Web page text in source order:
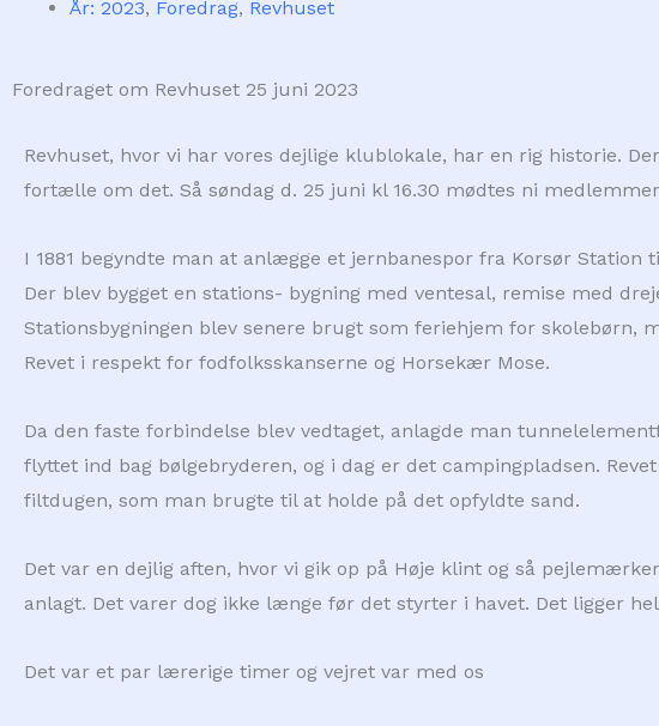
År: 2023, Foredrag, Revhuset
Foredraget om Revhuset 25 juni 2023
Revhuset, hvor vi har vores dejlige klublokale, har en rig historie.
fortælle om det. Så søndag d. 25 juni kl 16.30 mødtes ni
I 1881 begyndte man at anlægge et jernbanespor fra Korsør Station
Der blev bygget en stations- bygning med ventesal, remise med
Stationsbygningen blev senere brugt som feriehjem for skolebørn,
Revet i respekt for fodfolksskanserne og Horsekær Mose.
Da den faste forbindelse blev vedtaget, anlagde man
flyttet ind bag bølgebryderen, og i dag er det campingpladsen.
filtdugen, som man brugte til at holde på det opfyldte sand.
Det var en dejlig aften, hvor vi gik op på Høje klint og så
anlagt. Det varer dog ikke længe før det styrter i havet. Det ligger
Det var et par lærerige timer og vejret var med os